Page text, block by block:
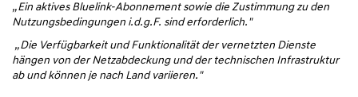
„Ein aktives Bluelink-Abonnement sowie die Zustimmung zu den
Nutzungsbedingungen i.d.g.F. sind erforderlich."
„Die Verfügbarkeit und Funktionalität der vernetzten Dienste
hängen von der Netzabdeckung und der technischen Infrastruktur
ab und können je nach Land variieren."